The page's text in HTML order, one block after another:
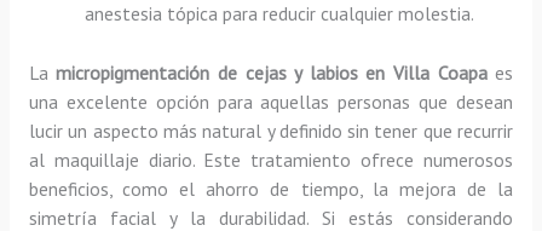
anestesia tópica para reducir cualquier molestia.
Lamicropigmentación de cejas y labios en Villa Coapaes
una excelente opción para aquellas personas que desean
lucir un aspecto más natural y definido sin tener que recurrir
al maquillaje diario. Este tratamiento ofrece numerosos
beneficios, como el ahorro de tiempo, la mejora de la
simetría facial y la durabilidad. Si estás considerando